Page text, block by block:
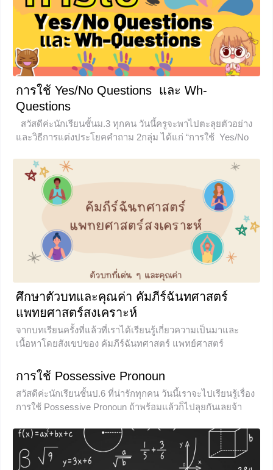
+1
การใช้ Yes/No Questions และ Wh-
Questions
สวัสดีค่ะนักเรียนชั้นม.3 ทุกคน วันนี้ครูจะพาไปตะลุยตัวอย่าง
และวิธีการแต่งประโยคคำถาม 2กลุ่ม ได้แก่ “การใช้ Yes/No
จร้า Yes/No Questions คืออะไร? Yes/ No Questions ก็คือ
กลุ่มคำถามที่ต้องการคำตอบแน่ชัดว่า Yes ใช่ หรือ
+1
ศึกษาตัวบทและคุณค่า คัมภีร์ฉันทศาสตร์
แพทยศาสตร์สงเคราะห์
จากบทเรียนครั้งที่แล้วที่เราได้เรียนรู้เกี่ยวความเป็นมาและ
เนื้อหาโดยสังเขปของ คัมภีร์ฉันทศาสตร์ แพทย์ศาสตร์
ที่เป็นตำราแพทย์ในอดีตรวมถึงเนื้อหา ฉะนั้นบทเรียนในวันนี้จะ
พาน้อง ๆ ไปเจาะลึกเกี่ยวกับตัวบทเพื่อให้รู้จักกับวรรณคดีเรื่อง
นี้กันมากขึ้น ว่าเหตุใดจึงเป็นตำราแพทย์ที่ได้มาอยู่ในแบบเรียน
ภาษาไทย ถ้าพร้อมแล้วเราไปเรียนรู้พร้อมกันเลยค่ะ ตัวบท
ความ เปรียบร่างกายของหญิงและชายเป็นกายนคร จิตใจ
เปรียบเหมือนกษัตริย์ซึ่งเป็นผู้ครอบครองสมบัติอันยิ่งใหญ่หรือก็
คือร่างกาย ข้าศึกเปรียบได้กับโรคที่ทำลายร่างกายเรา พทย์
การใช้ Possessive Pronoun
สวัสดีค่ะนักเรียนชั้นป.6 ที่น่ารักทุกคน วันนี้เราจะไปเรียนรู้เรื่อง
การใช้ Possessive Pronoun ถ้าพร้อมแล้วก็ไปลุยกันเลยจ้า
หัวข้อหนึ่งในภาษาอังกฤษที่หลายคนมักจะสับสน นั่นก็เพราะมัน
มีความคล้ายคลึงกับ Possessive adjective (เช่น my, your,
her) ลองเปรียบเทียบประโยคเหล่านี้ดูนะคะ A